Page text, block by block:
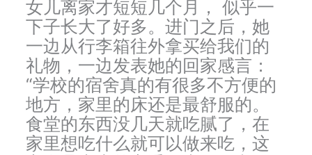
女儿离家才短短几个月， 似乎一
下子长大了好多。进门之后，她
一边从行李箱往外拿买给我们的
礼物，一边发表她的回家感言：
“学校的宿舍真的有很多不方便的
地方，家里的床还是最舒服的。
食堂的东西没几天就吃腻了，在
家里想吃什么就可以做来吃，这